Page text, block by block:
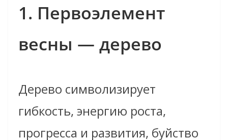
1. Первоэлемент
весны — дерево
Дерево символизирует
гибкость, энергию роста,
прогресса и развития, буйство